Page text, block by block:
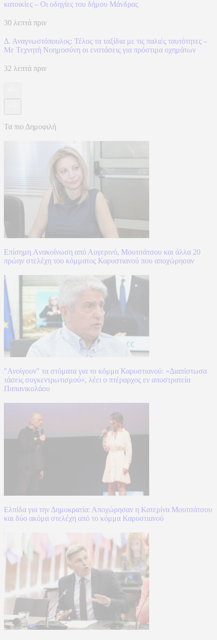
κατοικίες – Οι οδηγίες του δήμου Μάνδρας
30 λεπτά πριν
Δ. Αναγνωστόπουλος: Τέλος τα ταξίδια με τις παλιές ταυτότητες –
Με Τεχνητή Νοημοσύνη οι ενστάσεις για πρόστιμα οχημάτων
32 λεπτά πριν
Τα πιο Δημοφιλή
Επίσημη Aνακοίνωση από Αυγερινό, Μουτσάτσου και άλλα 20
πρώην στελέχη του κόμματος Καρυστιανού που αποχώρησαν
"Ανοίγουν" τα στόματα για το κόμμα Καρυστιανού: «Διαπίστωσα
τάσεις συγκεντρωτισμού», λέει ο πτέραρχος εν αποστρατεία
Παπανικολάου
Ελπίδα για την Δημοκρατία: Αποχώρησαν η Κατερίνα Μουτσάτσου
και δύο ακόμα στελέχη από το κόμμα Καρυστιανού